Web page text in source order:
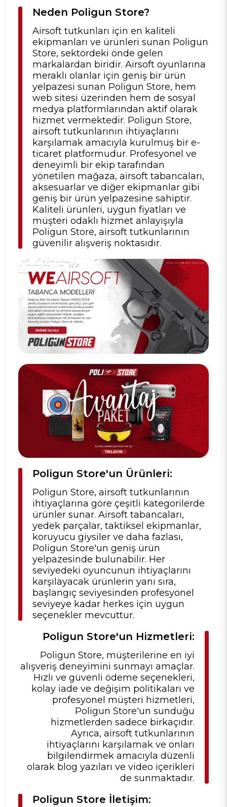
Neden Poligun Store?
Airsoft tutkunları için en kaliteli
ekipmanları ve ürünleri sunan Poligun
Store, sektördeki önde gelen
markalardan biridir. Airsoft oyunlarına
meraklı olanlar için geniş bir ürün
yelpazesi sunan Poligun Store, hem
web sitesi üzerinden hem de sosyal
medya platformlarından aktif olarak
hizmet vermektedir. Poligun Store,
airsoft tutkunlarının ihtiyaçlarını
karşılamak amacıyla kurulmuş bir e-
ticaret platformudur. Profesyonel ve
deneyimli bir ekip tarafından
yönetilen mağaza, airsoft tabancaları,
aksesuarlar ve diğer ekipmanlar gibi
geniş bir ürün yelpazesine sahiptir.
Kaliteli ürünleri, uygun fiyatları ve
müşteri odaklı hizmet anlayışıyla
Poligun Store, airsoft tutkunlarının
güvenilir alışveriş noktasıdır.
Poligun Store'un Ürünleri:
Poligun Store, airsoft tutkunlarının
ihtiyaçlarına göre çeşitli kategorilerde
ürünler sunar. Airsoft tabancaları,
yedek parçalar, taktiksel ekipmanlar,
koruyucu giysiler ve daha fazlası,
Poligun Store'un geniş ürün
yelpazesinde bulunabilir. Her
seviyedeki oyuncunun ihtiyaçlarını
karşılayacak ürünlerin yanı sıra,
başlangıç seviyesinden profesyonel
seviyeye kadar herkes için uygun
seçenekler mevcuttur.
Poligun Store'un Hizmetleri:
Poligun Store, müşterilerine en iyi
alışveriş deneyimini sunmayı amaçlar.
Hızlı ve güvenli ödeme seçenekleri,
kolay iade ve değişim politikaları ve
profesyonel müşteri hizmetleri,
Poligun Store'un sunduğu
hizmetlerden sadece birkaçıdır.
Ayrıca, airsoft tutkunlarının
ihtiyaçlarını karşılamak ve onları
bilgilendirmek amacıyla düzenli
olarak blog yazıları ve video içerikleri
de sunmaktadır.
Poligun Store İletişim: